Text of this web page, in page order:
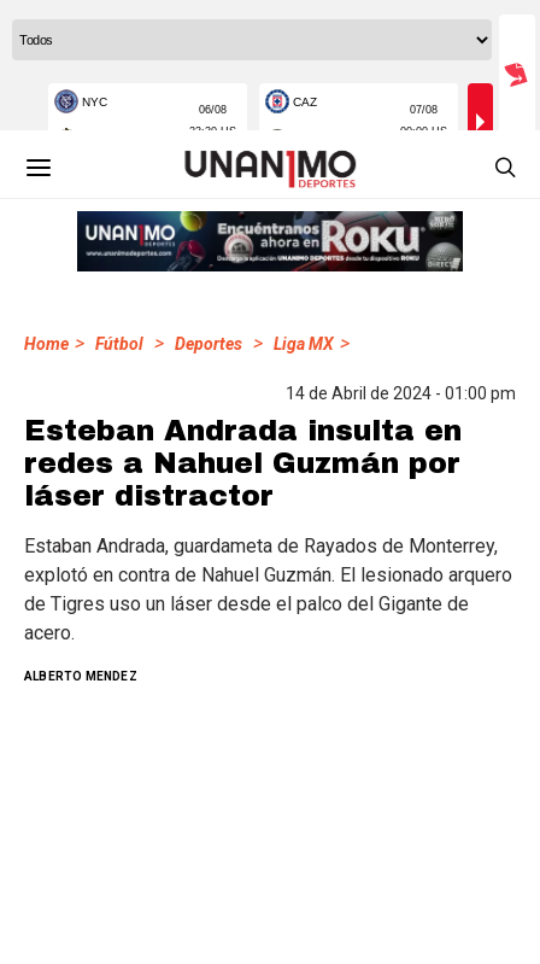
Home > Fútbol > Deportes > Liga MX >
14 de Abril de 2024 - 01:00 pm
Esteban Andrada insulta en
redes a Nahuel Guzmán por
láser distractor
Estaban Andrada, guardameta de Rayados de Monterrey,
explotó en contra de Nahuel Guzmán. El lesionado arquero
de Tigres uso un láser desde el palco del Gigante de
acero.
ALBERTO MENDEZ